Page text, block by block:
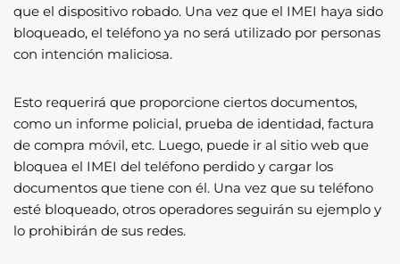
que el dispositivo robado. Una vez que el IMEI haya sido
bloqueado, el teléfono ya no será utilizado por personas
con intención maliciosa.
Esto requerirá que proporcione ciertos documentos,
como un informe policial, prueba de identidad, factura
de compra móvil, etc. Luego, puede ir al sitio web que
bloquea el IMEI del teléfono perdido y cargar los
documentos que tiene con él. Una vez que su teléfono
esté bloqueado, otros operadores seguirán su ejemplo y
lo prohibirán de sus redes.